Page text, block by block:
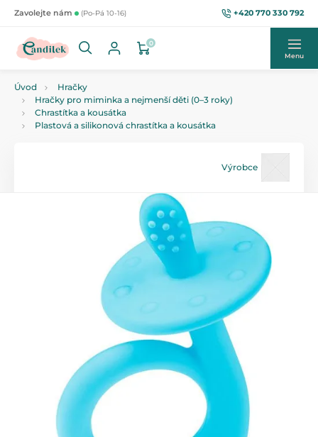
Zavolejte nám (Po-Pá 10-16) +420 770 330 792
0
Menu
Úvod
Hračky
Hračky pro miminka a nejmenší děti (0–3 roky)
Chrastítka a kousátka
Plastová a silikonová chrastítka a kousátka
Výrobce